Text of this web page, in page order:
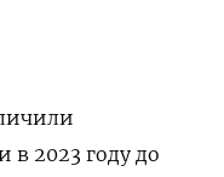
в 2023 году до